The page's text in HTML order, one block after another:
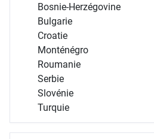
Bosnie-Herzégovine
Bulgarie
Croatie
Monténégro
Roumanie
Serbie
Slovénie
Turquie